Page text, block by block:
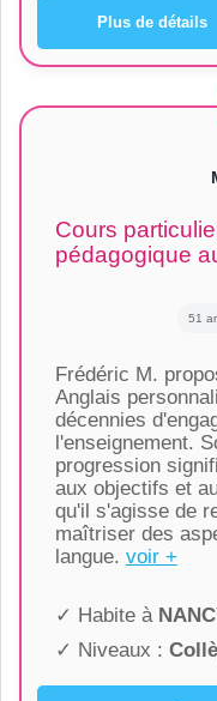
Plus de détails
Cours
pédagogique
51
Frédéric M.
Anglais
décennies
l'enseignement.
progression
aux objectifs et
qu'il s'agisse de
maîtriser des
langue. voir +
✓ Habite à
✓ Niveaux :